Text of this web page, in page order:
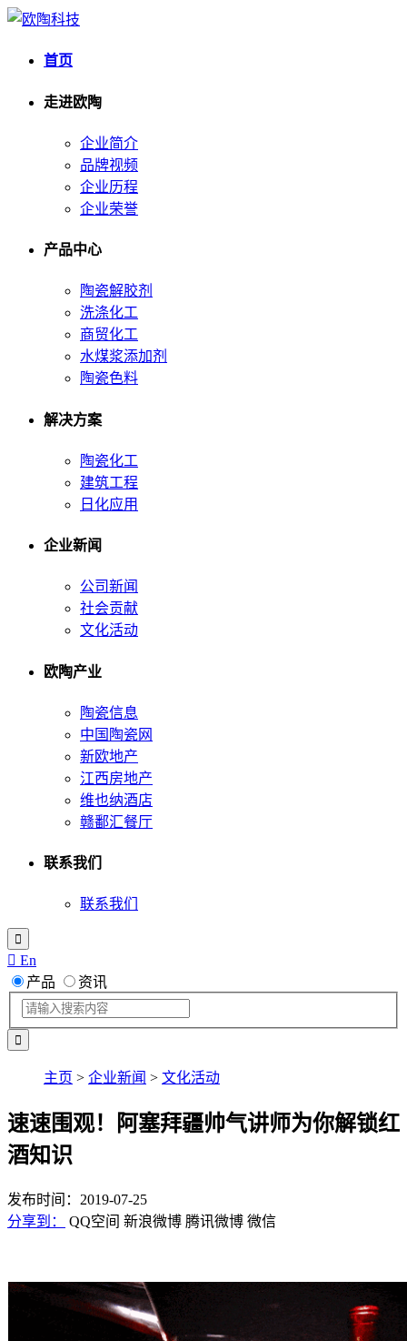
首页
走进欧陶
企业简介
品牌视频
企业历程
企业荣誉
产品中心
陶瓷解胶剂
洗涤化工
商贸化工
水煤浆添加剂
陶瓷色料
解决方案
陶瓷化工
建筑工程
日化应用
企业新闻
公司新闻
社会贡献
文化活动
欧陶产业
陶瓷信息
中国陶瓷网
新欧地产
江西房地产
维也纳酒店
赣鄱汇餐厅
联系我们
联系我们

 En
产品
资讯
主页 > 企业新闻 > 文化活动
速速围观！阿塞拜疆帅气讲师为你解锁红
酒知识
发布时间：2019-07-25
分享到：
QQ空间 新浪微博 腾讯微博 微信